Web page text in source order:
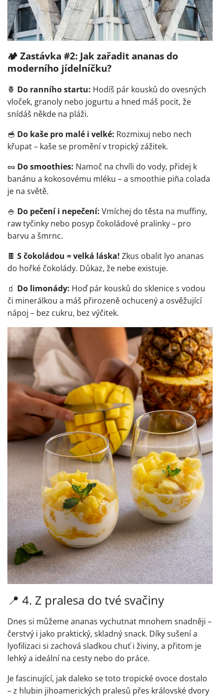
🏕️ Zastávka #2: Jak zařadit ananas do
moderního jídelníčku?
🍍 Do ranního startu: Hodíš pár kousků do ovesných
vloček, granoly nebo jogurtu a hned máš pocit, že
snídáš někde na pláži.
🥣 Do kaše pro malé i velké: Rozmixuj nebo nech
křupat – kaše se promění v tropický zážitek.
🥜 Do smoothies: Namoč na chvíli do vody, přidej k
banánu a kokosovému mléku – a smoothie piña colada
je na světě.
🍚 Do pečení i nepečení: Vmíchej do těsta na muffiny,
raw tyčinky nebo posyp čokoládové pralinky – pro
barvu a šmrnc.
🍫 S čokoládou = velká láska! Zkus obalit lyo ananas
do hořké čokolády. Důkaz, že nebe existuje.
🧃️ Do limonády: Hoď pár kousků do sklenice s vodou
či minerálkou a máš přirozeně ochucený a osvěžující
nápoj – bez cukru, bez výčitek.
📍 4. Z pralesa do tvé svačiny
Dnes si můžeme ananas vychutnat mnohem snadněji –
čerstvý i jako praktický, skladný snack. Díky sušení a
lyofilizaci si zachová sladkou chuť i živiny, a přitom je
lehký a ideální na cesty nebo do práce.
Je fascinující, jak daleko se toto tropické ovoce dostalo
– z hlubin jihoamerických pralesů přes královské dvory